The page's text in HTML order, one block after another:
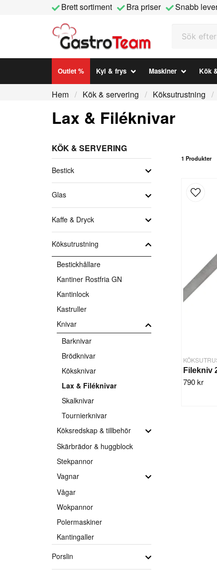
Brett sortiment Bra priser
Snabb
Outlet % Kyl & frys Maskiner Kök
Hem Kök & servering Köksutrustning
Lax & Filéknivar
KÖK & SERVERING
Bestick
Glas
Kaffe & Dryck
Köksutrustning
Bestickhållare
Kantiner Rostfria GN
Kantinlock
Kastruller
Knivar
Barknivar
Brödknivar
Köksknivar
Lax & Filéknivar
Skalknivar
Tournierknivar
Köksredskap & tillbehör
Skärbrädor & huggblock
Stekpannor
Vagnar
Vågar
Wokpannor
Polermaskiner
Kantingaller
Porslin
1 Produkter
790 kr